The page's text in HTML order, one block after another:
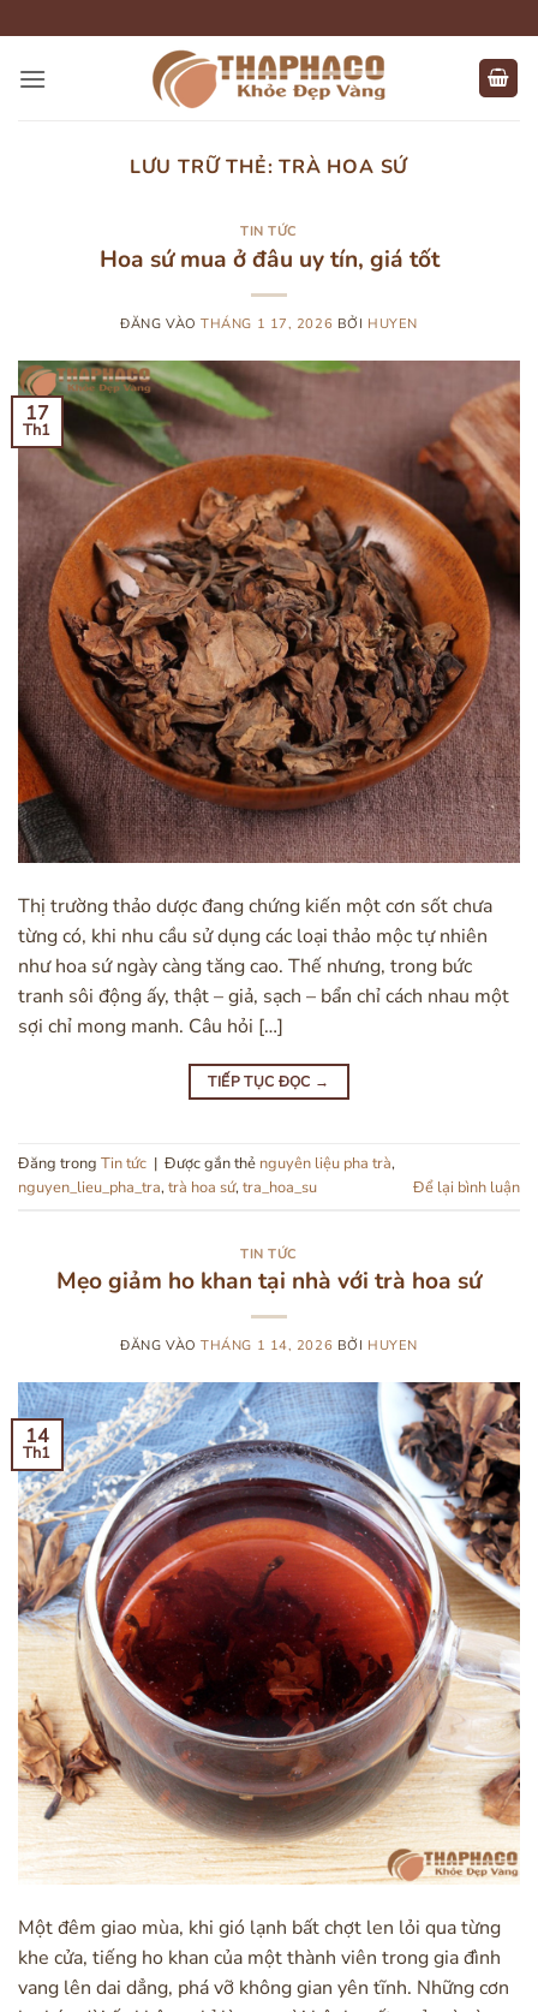
qua
nội
LƯU TRỮ THẺ:TRÀ HOA SỨ
TIN TỨC
Hoa sứ mua ở đâu uy tín, giá tốt
ĐĂNG VÀOTHÁNG 1 17, 2026 BỞI HUYEN
17
Th1
Thị trường thảo dược đang chứng kiến một cơn sốt chưa
từng có, khi nhu cầu sử dụng các loại thảo mộc tự nhiên
như hoa sứ ngày càng tăng cao. Thế nhưng, trong bức
tranh sôi động ấy, thật – giả, sạch – bẩn chỉ cách nhau một
sợi chỉ mong manh. Câu hỏi […]
TIẾP TỤC ĐỌC →
Đăng trong Tin tức | Được gắn thẻ nguyên liệu pha trà,
nguyen_lieu_pha_tra, trà hoa sứ, tra_hoa_su Để lại bình luận
TIN TỨC
Mẹo giảm ho khan tại nhà với trà hoa sứ
ĐĂNG VÀOTHÁNG 1 14, 2026 BỞI HUYEN
14
Th1
Một đêm giao mùa, khi gió lạnh bất chợt len lỏi qua từng
khe cửa, tiếng ho khan của một thành viên trong gia đình
vang lên dai dẳng, phá vỡ không gian yên tĩnh. Những cơn